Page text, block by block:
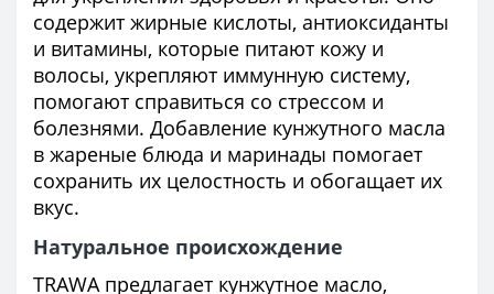
содержит жирные кислоты, антиоксиданты
и витамины, которые питают кожу и
волосы, укрепляют иммунную систему,
помогают справиться со стрессом и
болезнями. Добавление кунжутного масла
в жареные блюда и маринады помогает
сохранить их целостность и обогащает их
вкус.
Натуральное происхождение
TRAWA предлагает кунжутное масло,